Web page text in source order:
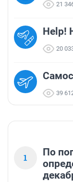
21
Help!
20
39
1
По